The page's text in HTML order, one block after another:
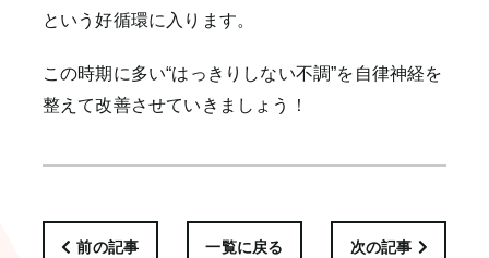
という好循環に入ります。
この時期に多い“はっきりしない不調”を自律神経を
整えて改善させていきましょう！
前の記事 一覧に戻る 次の記事